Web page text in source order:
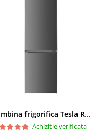
Combina frigorifica Tesla RC2600HXE, 262 l, Clasa E, Iluminare LED, dezghetare automata frigider, H 180 cm, Inox
Achizitie verificata